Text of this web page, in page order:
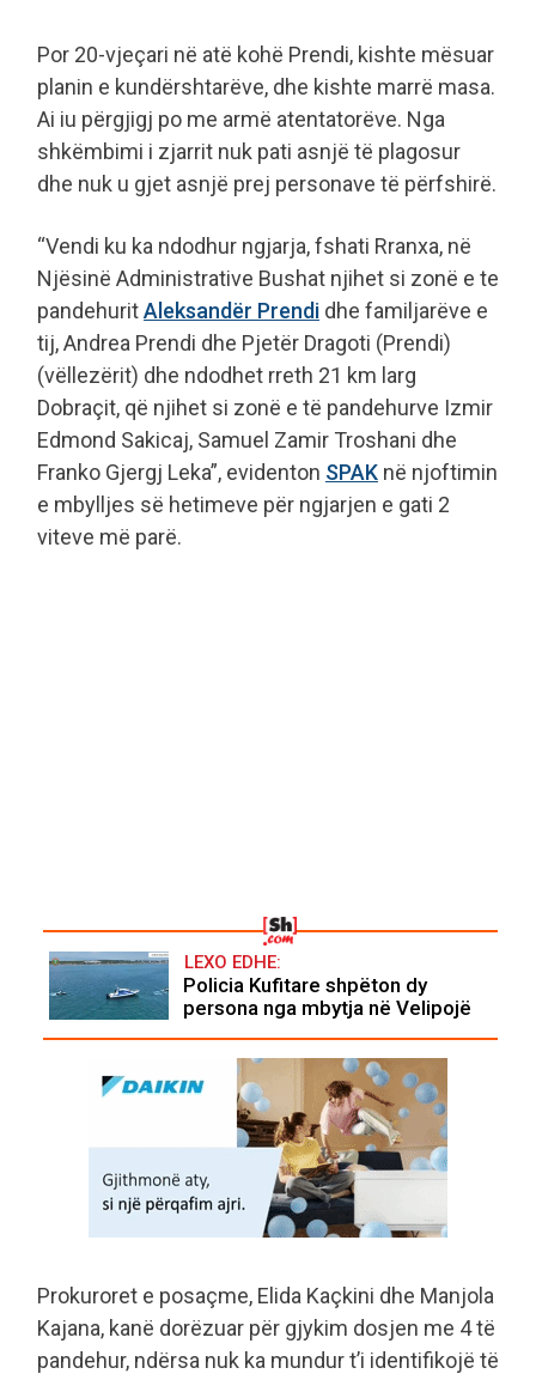
Por 20-vjeçari në atë kohë Prendi, kishte mësuar
planin e kundërshtarëve, dhe kishte marrë masa.
Ai iu përgjigj po me armë atentatorëve. Nga
shkëmbimi i zjarrit nuk pati asnjë të plagosur
dhe nuk u gjet asnjë prej personave të përfshirë.
“Vendi ku ka ndodhur ngjarja, fshati Rranxa, në
Njësinë Administrative Bushat njihet si zonë e te
pandehuritAleksandër Prendi dhe familjarëve e
tij, Andrea Prendi dhe Pjetër Dragoti (Prendi)
(vëllezërit) dhe ndodhet rreth 21 km larg
Dobraçit, që njihet si zonë e të pandehurve Izmir
Edmond Sakicaj, Samuel Zamir Troshani dhe
Franko Gjergj Leka”, evidenton SPAK në njoftimin
e mbylljes së hetimeve për ngjarjen e gati 2
viteve më parë.
LEXO EDHE:
Policia Kufitare shpëton dy
persona nga mbytja në Velipojë
Prokuroret e posaçme, Elida Kaçkini dhe Manjola
Kajana, kanë dorëzuar për gjykim dosjen me 4 të
pandehur, ndërsa nuk ka mundur t’i identifikojë të